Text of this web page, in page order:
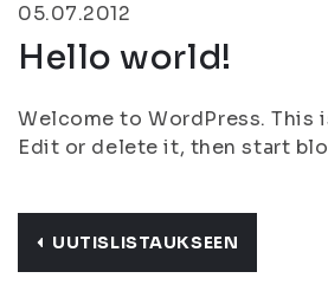
05.07.2012
Hello world!
Welcome to WordPress. This
Edit or delete it, then start
UUTISLISTAUKSEEN